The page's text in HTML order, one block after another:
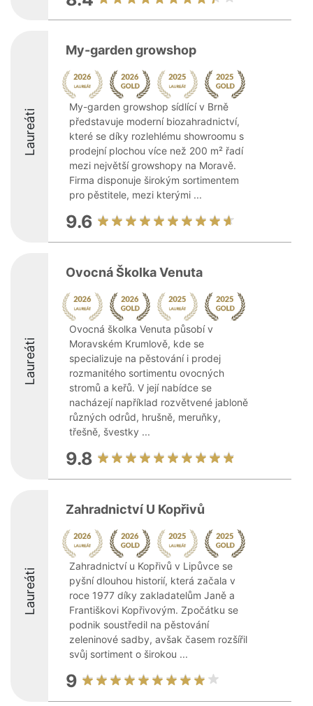
Laureáti
My-garden growshop
My-garden growshop sídlící v Brně
představuje moderní biozahradnictví,
které se díky rozlehlému showroomu s
prodejní plochou více než 200 m² řadí
mezi největší growshopy na Moravě.
Firma disponuje širokým sortimentem
pro pěstitele, mezi kterými ...
9.6
Laureáti
Ovocná Školka Venuta
Ovocná školka Venuta působí v
Moravském Krumlově, kde se
specializuje na pěstování i prodej
rozmanitého sortimentu ovocných
stromů a keřů. V její nabídce se
nacházejí například rozvětvené jabloně
různých odrůd, hrušně, meruňky,
třešně, švestky ...
9.8
Laureáti
Zahradnictví U Kopřivů
Zahradnictví u Kopřivů v Lipůvce se
pyšní dlouhou historií, která začala v
roce 1977 díky zakladatelům Janě a
Františkovi Kopřivovým. Zpočátku se
podnik soustředil na pěstování
zeleninové sadby, avšak časem rozšířil
svůj sortiment o širokou ...
9